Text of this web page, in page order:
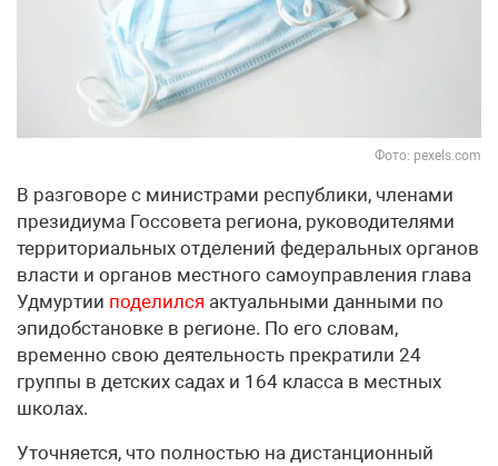
Фото: pexels.com
В разговоре с министрами республики, членами
президиума Госсовета региона, руководителями
территориальных отделений федеральных органов
власти и органов местного самоуправления глава
Удмуртии поделился актуальными данными по
эпидобстановке в регионе. По его словам,
временно свою деятельность прекратили 24
группы в детских садах и 164 класса в местных
школах.
Уточняется, что полностью на дистанционный